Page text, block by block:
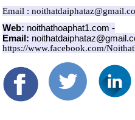
Email :
Web: noithathoaphat1.com-
Email:
https://www.facebook.com/